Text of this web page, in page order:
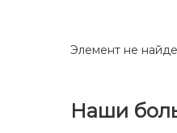
Элемент не
Наши